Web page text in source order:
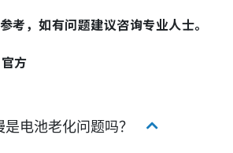
考，如有问题建议咨询专业人士。
方
电池老化问题吗？